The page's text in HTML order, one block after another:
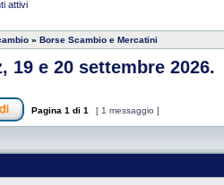
attivi
» Borse Scambio e Mercatini
19 e 20 settembre 2026.
Pagina 1 di 1 [ 1 messaggio ]